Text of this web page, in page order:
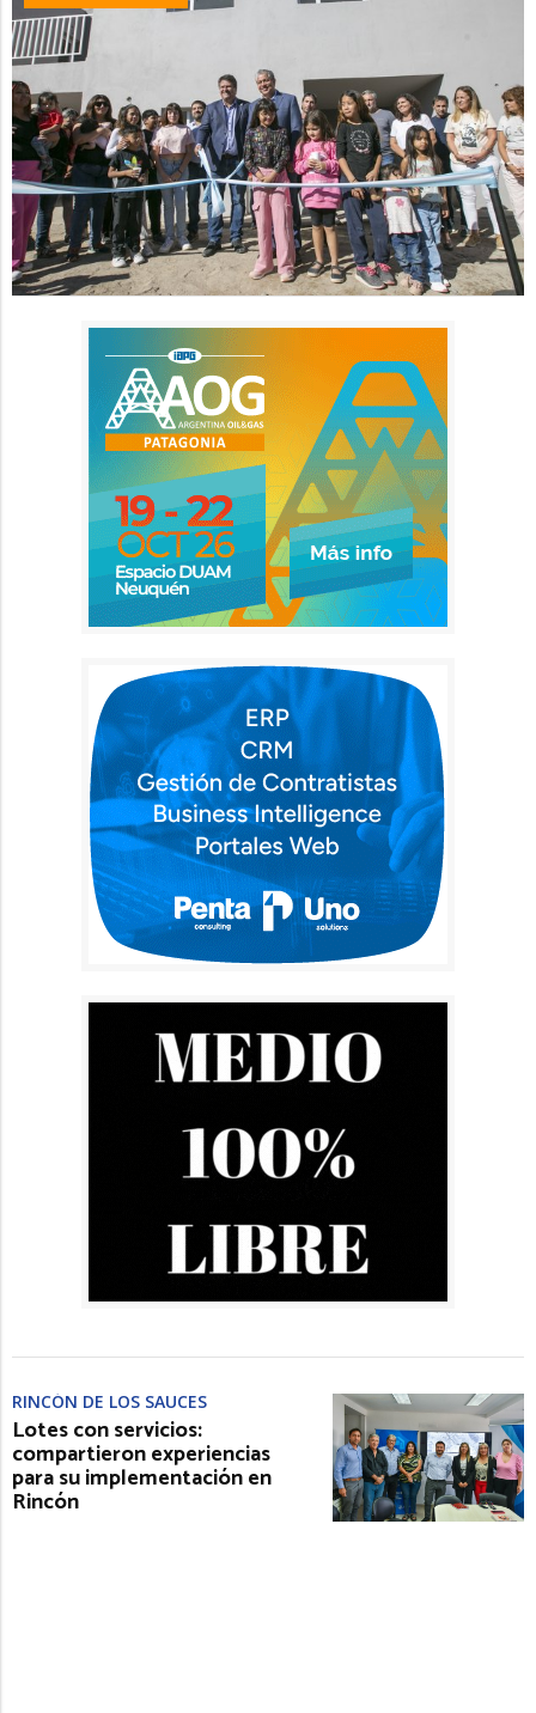
RINCÓN DE LOS SAUCES
Lotes con servicios:
compartieron experiencias
para su implementación en
Rincón